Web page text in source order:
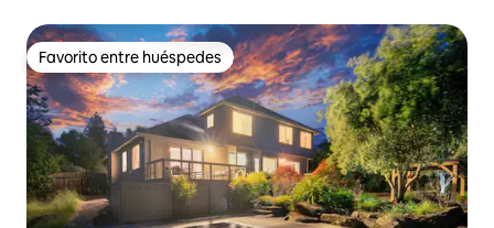
Favorito entre huéspedes
Favorito entre huéspedes